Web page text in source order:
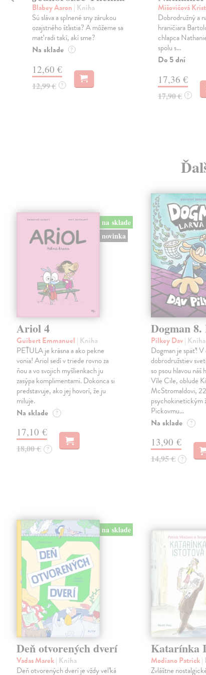
Blabey Aaron | Kniha
Sú sláva a splnené sny zárukou
ozajstného šťastia? A môžeme sa
mať radi takí, akí sme?
Na sklade ?
12,60 €
12,99 € ?
Mišovičová
Dobrodružný a
hraničiara
chlapca
spolu s...
Do 5 dní
17,36 €
17,90 € ?
na sklade
novinka
Ariol 4
Guibert Emmanuel | Kniha
PEŤULA je krásna a ako pekne
vonia! Ariol sedí v triede rovno za
ňou a vo svojich myšlienkach ju
zasýpa komplimentami. Dokonca si
predstavuje, ako jej hovorí, že ju
miluje.
Na sklade ?
17,10 €
18,00 € ?
Dogman
Pilkey Dav| Kniha
Dogman je späť!
dobrodružstiev
so psou hlavou náš
Víle Cile, oblude
McStromaldovi,
psychokinetickým
Pickovmu…
Na sklade ?
13,90 €
14,95 € ?
na sklade
Deň otvorených dverí
Vadas Marek| Kniha
Deň otvorených dverí je vždy veľká
Katarínka
Modiano Patrick|
Zvláštne